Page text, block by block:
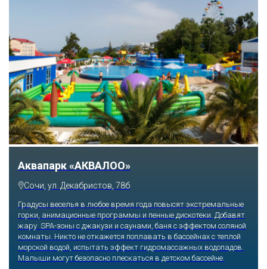
Аквапарк «АКВАЛОО»
Сочи, ул. Декабристов, 78б
Градусы веселья в любое время года повысят экстремальные
горки, анимационные программы и пенные дискотеки. Добавят
жару SPA-зоны с джакузи и саунами, баня с эффектом соляной
комнаты. Никто не откажется поплавать в бассейнах с теплой
морской водой, испытать эффект гидромассажных водопадов.
Малыши могут безопасно плескаться в детском бассейне.